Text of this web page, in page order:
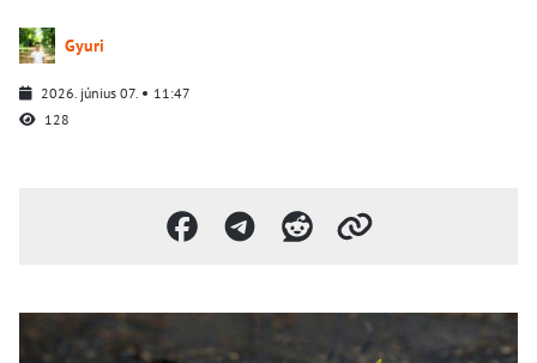
Gyuri
2026. június 07.
11:47
128